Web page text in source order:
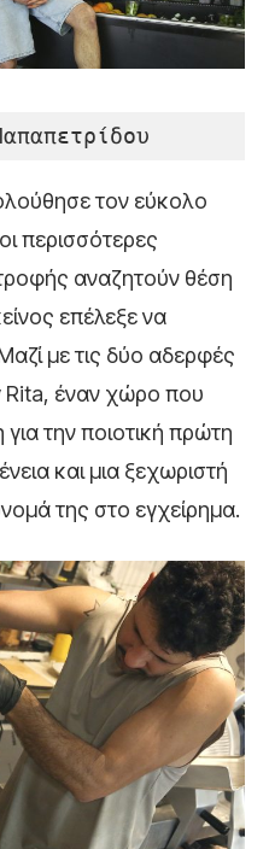
τον εύκολο
περισσότερες
αναζητούν θέση
επέλεξε να
με τις δύο αδερφές
Rita, έναν χώρο που
την ποιοτική πρώτη
και μια ξεχωριστή
της στο εγχείρημα.